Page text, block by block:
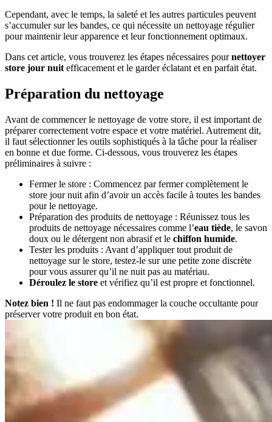
Cependant, avec le temps, la saleté et les autres particules peuvent
s’accumuler sur les bandes, ce qui nécessite un nettoyage régulier
pour maintenir leur apparence et leur fonctionnement optimaux.
Dans cet article, vous trouverez les étapes nécessaires pournettoyer
store jour nuitefficacement et le garder éclatant et en parfait état.
Préparation du nettoyage
Avant de commencer le nettoyage de votre store, il est important de
préparer correctement votre espace et votre matériel. Autrement dit,
il faut sélectionner les outils sophistiqués à la tâche pour la réaliser
en bonne et due forme. Ci-dessous, vous trouverez les étapes
préliminaires à suivre :
Fermer le store : Commencez par fermer complètement le
store jour nuit afin d’avoir un accès facile à toutes les bandes
pour le nettoyage.
Préparation des produits de nettoyage : Réunissez tous les
produits de nettoyage nécessaires comme l’eau tiède, le savon
doux ou le détergent non abrasif et le chiffon humide.
Tester les produits : Avant d’appliquer tout produit de
nettoyage sur le store, testez-le sur une petite zone discrète
pour vous assurer qu’il ne nuit pas au matériau.
Déroulez le store et vérifiez qu’il est propre et fonctionnel.
Notez bien ! Il ne faut pas endommager la couche occultante pour
préserver votre produit en bon état.